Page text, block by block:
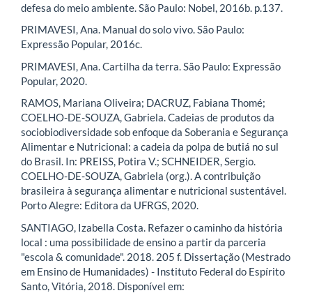
defesa do meio ambiente. São Paulo: Nobel, 2016b. p.137.
PRIMAVESI, Ana. Manual do solo vivo. São Paulo:
Expressão Popular, 2016c.
PRIMAVESI, Ana. Cartilha da terra. São Paulo: Expressão
Popular, 2020.
RAMOS, Mariana Oliveira; DACRUZ, Fabiana Thomé;
COELHO-DE-SOUZA, Gabriela. Cadeias de produtos da
sociobiodiversidade sob enfoque da Soberania e Segurança
Alimentar e Nutricional: a cadeia da polpa de butiá no sul
do Brasil. In: PREISS, Potira V.; SCHNEIDER, Sergio.
COELHO-DE-SOUZA, Gabriela (org.). A contribuição
brasileira à segurança alimentar e nutricional sustentável.
Porto Alegre: Editora da UFRGS, 2020.
SANTIAGO, Izabella Costa. Refazer o caminho da história
local : uma possibilidade de ensino a partir da parceria
"escola & comunidade". 2018. 205 f. Dissertação (Mestrado
em Ensino de Humanidades) - Instituto Federal do Espírito
Santo, Vitória, 2018. Disponível em: